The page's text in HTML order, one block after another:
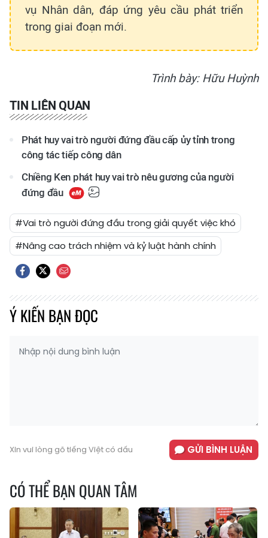
vụ Nhân dân, đáp ứng yêu cầu phát triển
trong giai đoạn mới.
Trình bày: Hữu Huỳnh
TIN LIÊN QUAN
Phát huy vai trò người đứng đầu cấp ủy tỉnh trong
công tác tiếp công dân
Chiềng Ken phát huy vai trò nêu gương của người
đứng đầu
#Vai trò người đứng đầu trong giải quyết việc khó
#Nâng cao trách nhiệm và kỷ luật hành chính
Ý KIẾN BẠN ĐỌC
Xin vui lòng gõ tiếng Việt có dấu GỬI BÌNH LUẬN
CÓ THỂ BẠN QUAN TÂM